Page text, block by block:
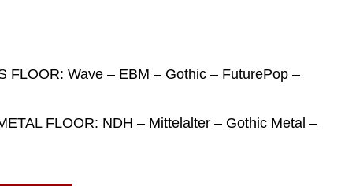
FLOOR: Wave – EBM – Gothic – FuturePop –
FLOOR: NDH – Mittelalter – Gothic Metal –